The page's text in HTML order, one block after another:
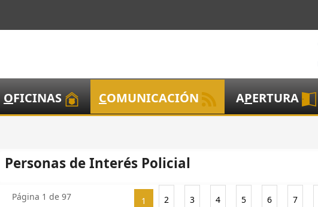
OFICINAS COMUNICACIÓN APERTURA
Personas de Interés Policial
1 2 3 4 5 6 7
Página 1 de 97